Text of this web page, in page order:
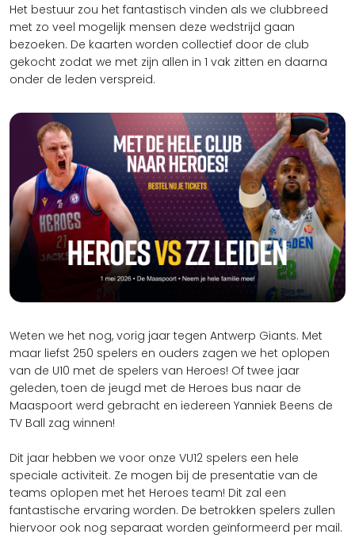
Het bestuur zou het fantastisch vinden als we clubbreed
met zo veel mogelijk mensen deze wedstrijd gaan
bezoeken. De kaarten worden collectief door de club
gekocht zodat we met zijn allen in 1 vak zitten en daarna
onder de leden verspreid.
Weten we het nog, vorig jaar tegen Antwerp Giants. Met
maar liefst 250 spelers en ouders zagen we het oplopen
van de U10 met de spelers van Heroes! Of twee jaar
geleden, toen de jeugd met de Heroes bus naar de
Maaspoort werd gebracht en iedereen Yanniek Beens de
TV Ball zag winnen!
Dit jaar hebben we voor onze VU12 spelers een hele
speciale activiteit. Ze mogen bij de presentatie van de
teams oplopen met het Heroes team! Dit zal een
fantastische ervaring worden. De betrokken spelers zullen
hiervoor ook nog separaat worden geïnformeerd per mail.